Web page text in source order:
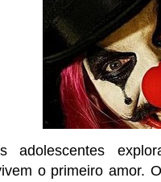
adolescentes
o primeiro amor.